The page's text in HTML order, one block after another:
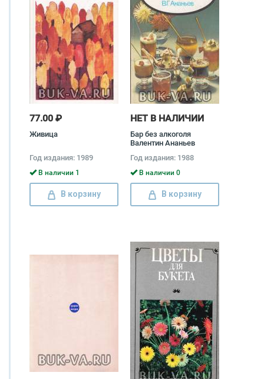
77.00 ₽
Живица
Год издания: 1989
В наличии 1
В корзину
НЕТ В НАЛИЧИИ
Бар без алкоголя
Валентин Ананьев
Год издания: 1988
В наличии 0
В корзину